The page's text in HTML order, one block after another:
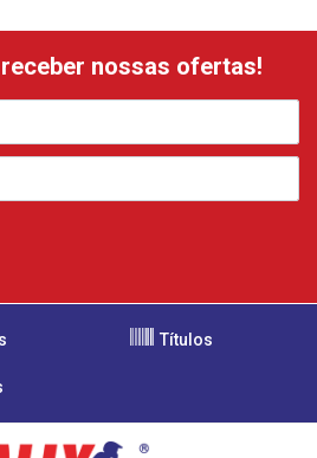
nossas ofertas!
Títulos